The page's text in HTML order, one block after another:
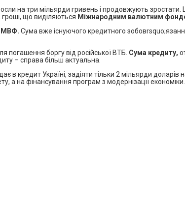
на три мільярди гривень і продовжують
що виділяються Міжнародним валютним
МВФ. Сума вже існуючого кредитного
боргу від російської ВТБ. Сума кредиту,
– справа більш актуальна.
в кредит Україні, задіяти тільки 2 мільярди доларів
на фінансування програм з модернізації економіки.